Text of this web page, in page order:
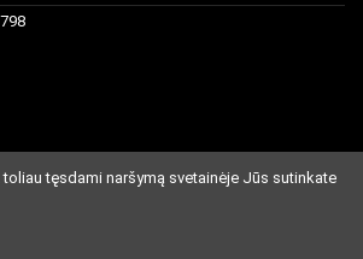
tęsdami naršymą svetainėje Jūs sutinkate